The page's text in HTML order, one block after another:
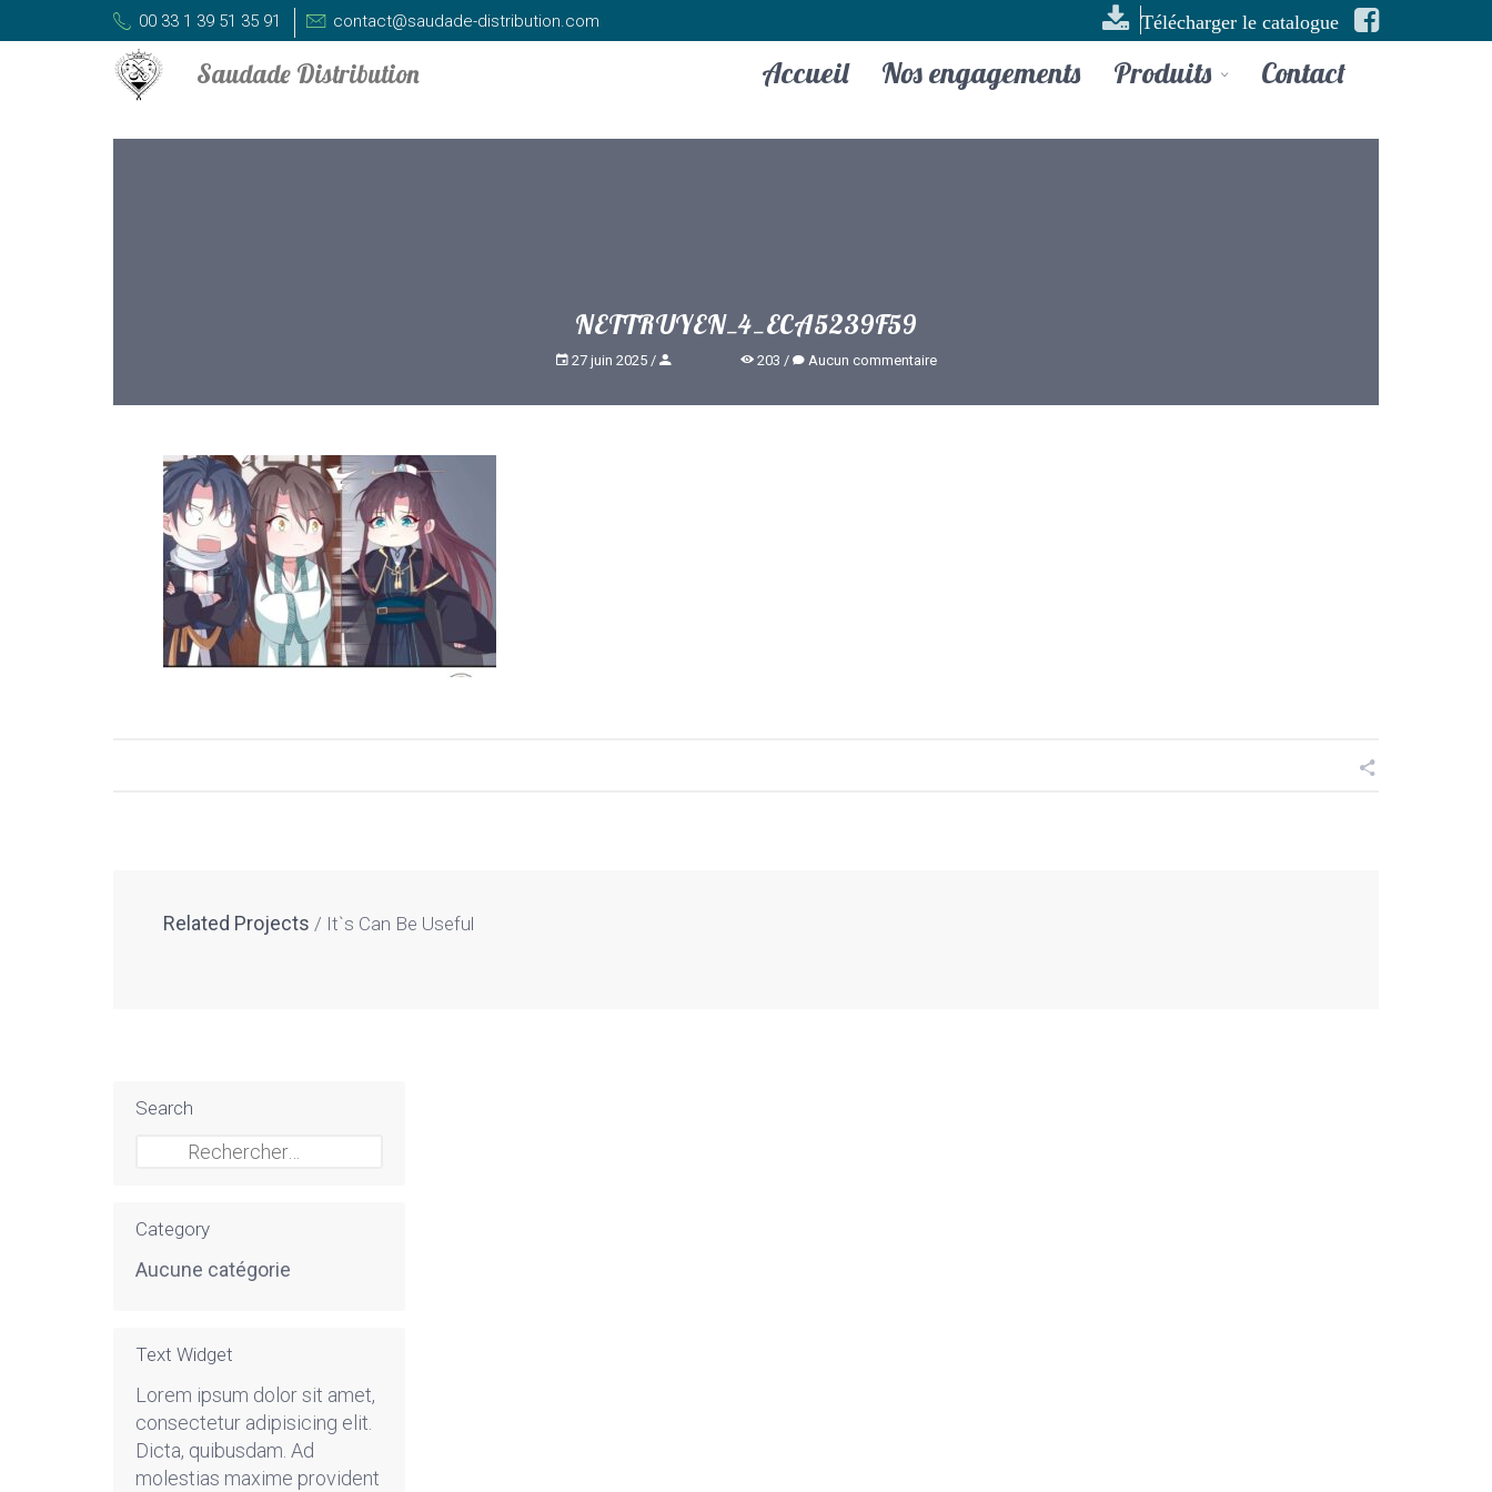
00 33 1 39 51 35 91 contact@saudade-distribution.com Télécharger le catalogue
Accueil Nos engagements Produits Contact
NETTRUYEN_4_ECA5239F59
27 juin 2025 203 Aucun commentaire
Related Projects It`s Can Be Useful
Search
Rechercher :
Category
Aucune catégorie
Text Widget
Lorem ipsum dolor sit amet,
consectetur adipisicing elit.
Dicta, quibusdam. Ad
molestias maxime provident